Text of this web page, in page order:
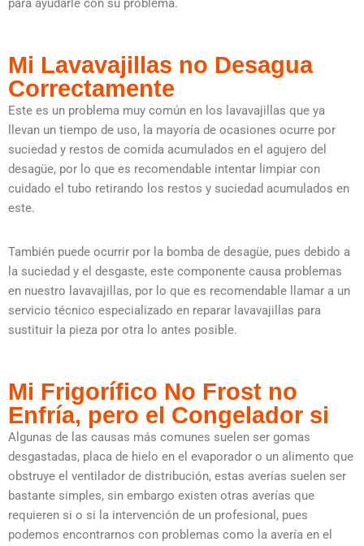
para ayudarle con su problema.
Mi Lavavajillas no Desagua
Correctamente
Este es un problema muy común en los lavavajillas que ya
llevan un tiempo de uso, la mayoría de ocasiones ocurre por
suciedad y restos de comida acumulados en el agujero del
desagüe, por lo que es recomendable intentar limpiar con
cuidado el tubo retirando los restos y suciedad acumulados en
este.
También puede ocurrir por la bomba de desagüe, pues debido a
la suciedad y el desgaste, este componente causa problemas
en nuestro lavavajillas, por lo que es recomendable llamar a un
servicio técnico especializado en reparar lavavajillas para
sustituir la pieza por otra lo antes posible.
Mi Frigorífico No Frost no
Enfría, pero el Congelador si
Algunas de las causas más comunes suelen ser gomas
desgastadas, placa de hielo en el evaporador o un alimento que
obstruye el ventilador de distribución, estas averías suelen ser
bastante simples, sin embargo existen otras averías que
requieren si o si la intervención de un profesional, pues
podemos encontrarnos con problemas como la avería en el